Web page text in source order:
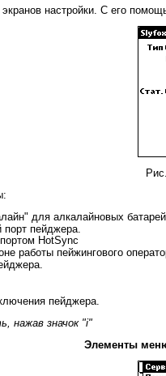
настройки. С его
для алкалайновых
пейджера.
HotSync
работы пейжингового
пейджера.
нажав значок "i"
Элементы